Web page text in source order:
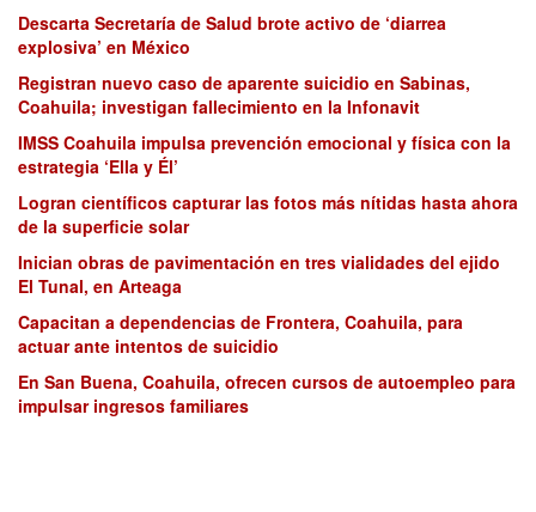
Descarta Secretaría de Salud brote activo de ‘diarrea
explosiva’ en México
Registran nuevo caso de aparente suicidio en Sabinas,
Coahuila; investigan fallecimiento en la Infonavit
IMSS Coahuila impulsa prevención emocional y física con la
estrategia ‘Ella y Él’
Logran científicos capturar las fotos más nítidas hasta ahora
de la superficie solar
Inician obras de pavimentación en tres vialidades del ejido
El Tunal, en Arteaga
Capacitan a dependencias de Frontera, Coahuila, para
actuar ante intentos de suicidio
En San Buena, Coahuila, ofrecen cursos de autoempleo para
impulsar ingresos familiares